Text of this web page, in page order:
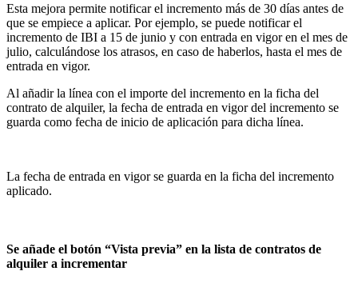
Esta mejora permite notificar el incremento más de 30 días antes de
que se empiece a aplicar. Por ejemplo, se puede notificar el
incremento de IBI a 15 de junio y con entrada en vigor en el mes de
julio, calculándose los atrasos, en caso de haberlos, hasta el mes de
entrada en vigor.
Al añadir la línea con el importe del incremento en la ficha del
contrato de alquiler, la fecha de entrada en vigor del incremento se
guarda como fecha de inicio de aplicación para dicha línea.
La fecha de entrada en vigor se guarda en la ficha del incremento
aplicado.
Se añade el botón “Vista previa” en la lista de contratos de
alquiler a incrementar